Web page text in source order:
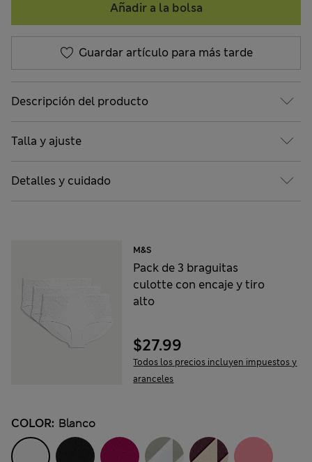
Añadir a la bolsa
Guardar artículo para más tarde
Descripción del producto
Talla y ajuste
Detalles y cuidado
M&S
Pack de 3 braguitas
culotte con encaje y tiro
alto
$27.99
Todos los precios incluyen impuestos y
aranceles
COLOR: Blanco